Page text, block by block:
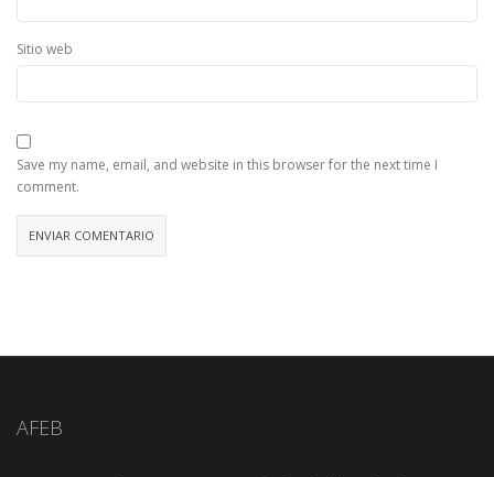
Sitio web
Save my name, email, and website in this browser for the next time I
comment.
AFEB